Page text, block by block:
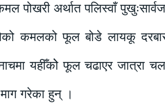
पोखरी अर्थात पलिस्वाँ
कमलको फूल बोडे लायकू
नाचमा यहीँकोे फूल चढाएर जात्रा
गरेका हुन् ।